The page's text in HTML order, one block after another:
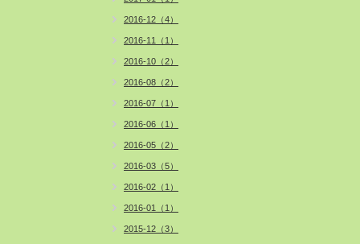
2016-12（4）
2016-11（1）
2016-10（2）
2016-08（2）
2016-07（1）
2016-06（1）
2016-05（2）
2016-03（5）
2016-02（1）
2016-01（1）
2015-12（3）